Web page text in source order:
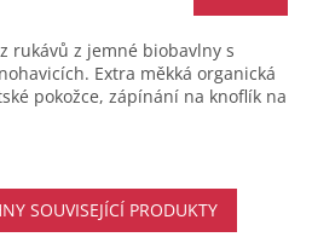
rukávů z jemné biobavlny s
Extra měkká organická
pokožce, zápínání na knoflík na
SOUVISEJÍCÍ PRODUKTY